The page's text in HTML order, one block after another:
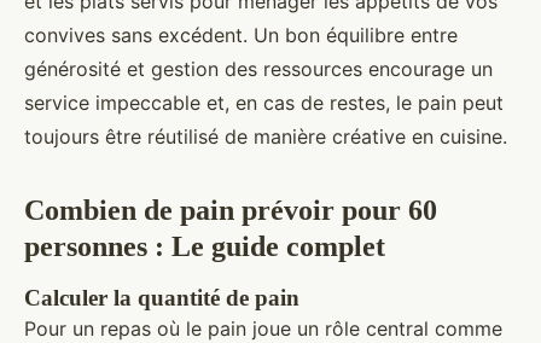
convives sans excédent. Un bon équilibre entre
générosité et gestion des ressources encourage un
service impeccable et, en cas de restes, le pain peut
toujours être réutilisé de manière créative en cuisine.
Combien de pain prévoir pour 60
personnes : Le guide complet
Calculer la quantité de pain
Pour un repas où le pain joue un rôle central comme